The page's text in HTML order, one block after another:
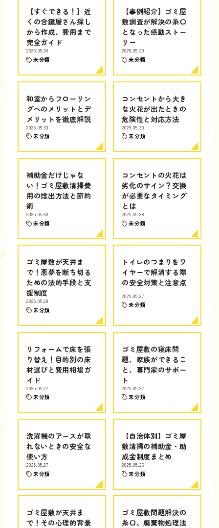
【すぐできる！】近
くの合鍵屋さん探し
から作成、費用まで
完全ガイド
2025.05.30
未分類
【事例紹介】ゴミ屋
敷調査が解決の糸口
となった感動ストー
リー
2025.05.30
未分類
和室からフローリン
グへのメリットとデ
メリットを徹底解説
2025.05.30
未分類
コンセントから大き
な火花が出たときの
危険性と対応方法
2025.05.30
未分類
補助金だけじゃな
い！ゴミ屋敷清掃費
用の捻出方法と節約
術
2025.05.30
未分類
コンセントの火花は
劣化のサイン？交換
が必要なタイミング
とは
2025.05.28
未分類
ゴミ屋敷が天井ま
で！悪夢を断ち切る
ための法的手段と支
援制度
2025.05.28
未分類
トイレのつまりをワ
イヤーで解消する際
の安全対策と注意点
2025.05.27
未分類
リフォームで床を張
り替え！目的別の床
材選びと費用相場ガ
イド
2025.05.27
未分類
ゴミ屋敷の寝床問
題、家族ができるこ
と、専門家のサポー
ト
2025.05.27
未分類
洗濯機のアースが取
れないときの安全な
使い方
2025.05.27
未分類
【自治体別】ゴミ屋
敷清掃の補助金・助
成金制度まとめ
2025.05.26
未分類
ゴミ屋敷が天井ま
で！その心理的背景
ゴミ屋敷問題解決の
糸口、廃棄物処理法